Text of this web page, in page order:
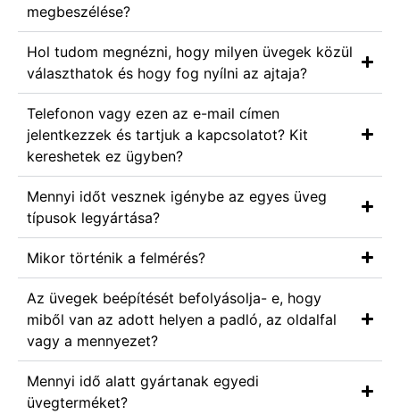
megbeszélése?
Hol tudom megnézni, hogy milyen üvegek közül
választhatok és hogy fog nyílni az ajtaja?
Telefonon vagy ezen az e-mail címen
jelentkezzek és tartjuk a kapcsolatot? Kit
kereshetek ez ügyben?
Mennyi időt vesznek igénybe az egyes üveg
típusok legyártása?
Mikor történik a felmérés?
Az üvegek beépítését befolyásolja- e, hogy
miből van az adott helyen a padló, az oldalfal
vagy a mennyezet?
Mennyi idő alatt gyártanak egyedi
üvegterméket?